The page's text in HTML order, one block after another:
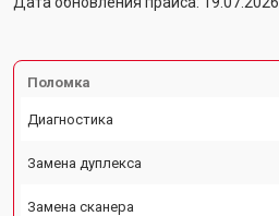
Поломка
Диагностика
Замена дуплекса
Замена сканера